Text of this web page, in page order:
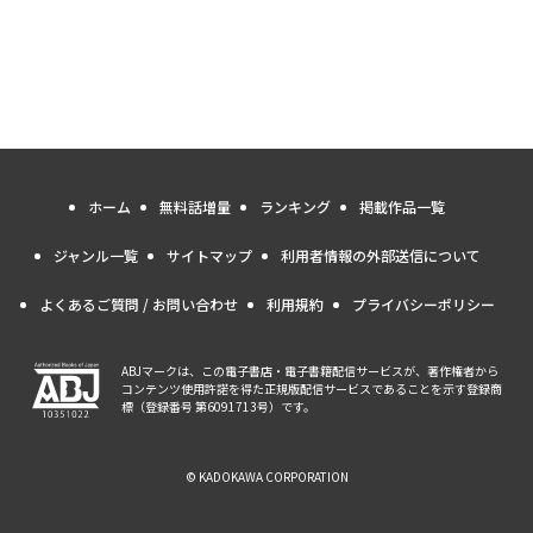
ホーム 無料話増量 ランキング 掲載作品一覧
ジャンル一覧 サイトマップ 利用者情報の外部送信について
よくあるご質問 / お問い合わせ 利用規約 プライバシーポリシー
ABJマークは、この電子書店・電子書籍配信サービスが、著作権者から
コンテンツ使用許諾を得た正規版配信サービスであることを示す登録商
標（登録番号 第6091713号）です。
© KADOKAWA CORPORATION